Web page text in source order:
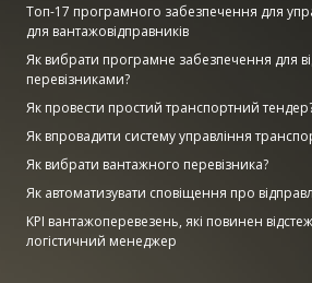
Топ-17 програмного забезпечення для
для вантажовідправників
Як вибрати програмне забезпечення для
перевізниками?
Як провести простий транспортний
Як впровадити систему управління
Як вибрати вантажного перевізника?
Як автоматизувати сповіщення про
KPI вантажоперевезень, які повинен
логістичний менеджер